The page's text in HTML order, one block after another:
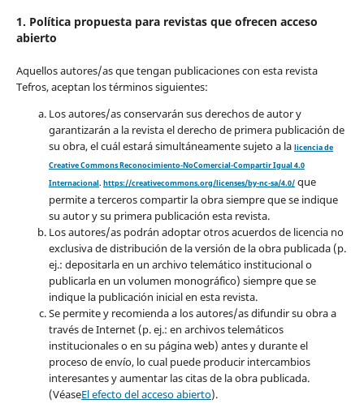
1. Política propuesta para revistas que ofrecen acceso
abierto
Aquellos autores/as que tengan publicaciones con esta revista
Tefros, aceptan los términos siguientes:
Los autores/as conservarán sus derechos de autor y
garantizarán a la revista el derecho de primera publicación de
su obra, el cuál estará simultáneamente sujeto a la licencia de
Creative Commons Reconocimiento-NoComercial-Compartir Igual 4.0
Internacional. https://creativecommons.org/licenses/by-nc-sa/4.0/que
permite a terceros compartir la obra siempre que se indique
su autor y su primera publicación esta revista.
Los autores/as podrán adoptar otros acuerdos de licencia no
exclusiva de distribución de la versión de la obra publicada (p.
ej.: depositarla en un archivo telemático institucional o
publicarla en un volumen monográfico) siempre que se
indique la publicación inicial en esta revista.
Se permite y recomienda a los autores/as difundir su obra a
través de Internet (p. ej.: en archivos telemáticos
institucionales o en su página web) antes y durante el
proceso de envío, lo cual puede producir intercambios
interesantes y aumentar las citas de la obra publicada.
(VéaseEl efecto del acceso abierto).